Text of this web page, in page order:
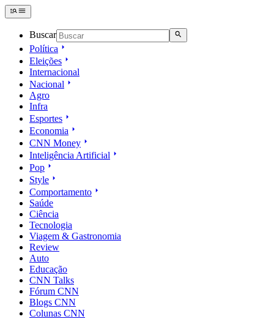
Buscar
Política
Eleições
Internacional
Nacional
Agro
Infra
Esportes
Economia
CNN Money
Inteligência Artificial
Pop
Style
Comportamento
Saúde
Ciência
Tecnologia
Viagem & Gastronomia
Review
Auto
Educação
CNN Talks
Fórum CNN
Blogs CNN
Colunas CNN